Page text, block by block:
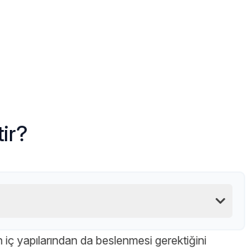
yapılarından da beslenmesi gerektiğini